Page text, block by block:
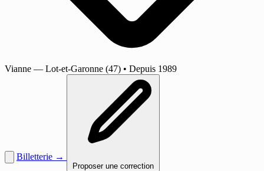
Vianne — Lot-et-Garonne (47) • Depuis 1989
Billetterie →
Proposer une correction